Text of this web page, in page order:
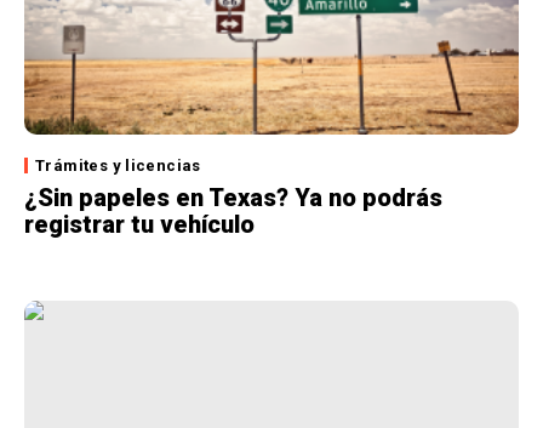
Trámites y licencias
¿Sin papeles en Texas? Ya no podrás
registrar tu vehículo